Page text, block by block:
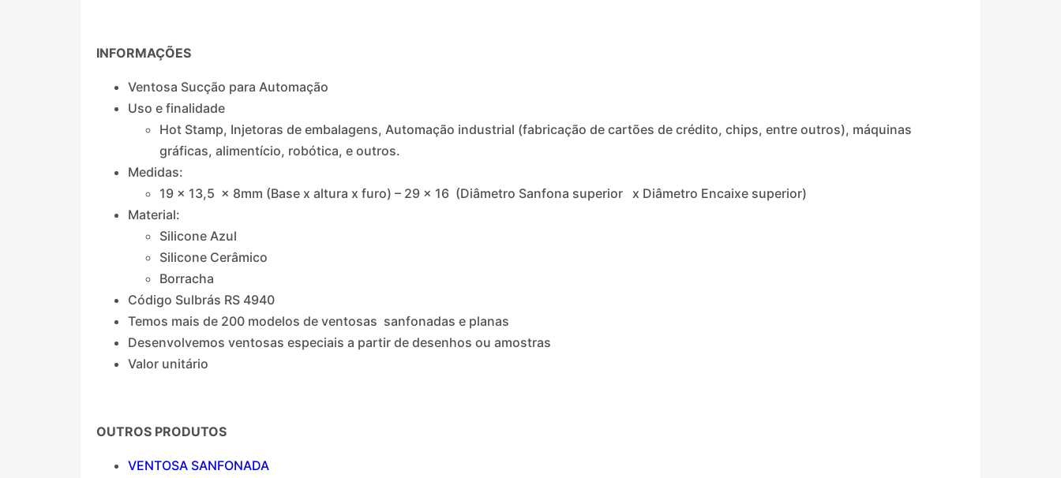
INFORMAÇÕES
Ventosa Sucção para Automação
Uso e finalidade
Hot Stamp, Injetoras de embalagens, Automação industrial (fabricação de cartões de crédito, chips, entre outros), máquinas
gráficas, alimentício, robótica, e outros.
Medidas:
19 x 13,5 x 8mm (Base x altura x furo) – 29 x 16 (Diâmetro Sanfona superior x Diâmetro Encaixe superior)
Material:
Silicone Azul
Silicone Cerâmico
Borracha
Código Sulbrás RS 4940
Temos mais de 200 modelos de ventosas sanfonadas e planas
Desenvolvemos ventosas especiais a partir de desenhos ou amostras
Valor unitário
OUTROS PRODUTOS
VENTOSA SANFONADA